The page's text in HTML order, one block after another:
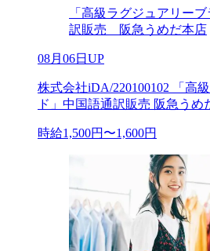
「高級ラグジュアリー
訳販売 阪急うめだ本店
08月06日UP
株式会社iDA/220100102 「高
ド」中国語通訳販売 阪急うめ
時給1,500円〜1,600円